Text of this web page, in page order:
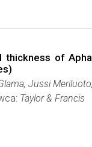
of
Jussi
Taylor & Francis